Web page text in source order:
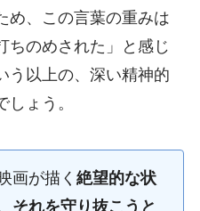
め、この言葉の重みは
ちのめされた」と感じ
う以上の、深い精神的
ょう。
画が描く 絶望的な状
それを守り抜こうと